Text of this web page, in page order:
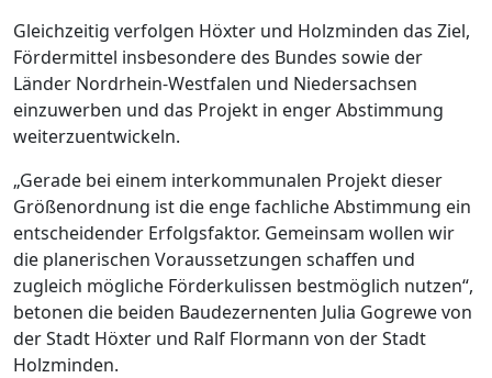
Gleichzeitig verfolgen Höxter und Holzminden das Ziel,
Fördermittel insbesondere des Bundes sowie der
Länder Nordrhein-Westfalen und Niedersachsen
einzuwerben und das Projekt in enger Abstimmung
weiterzuentwickeln.
„Gerade bei einem interkommunalen Projekt dieser
Größenordnung ist die enge fachliche Abstimmung ein
entscheidender Erfolgsfaktor. Gemeinsam wollen wir
die planerischen Voraussetzungen schaffen und
zugleich mögliche Förderkulissen bestmöglich nutzen“,
betonen die beiden Baudezernenten Julia Gogrewe von
der Stadt Höxter und Ralf Flormann von der Stadt
Holzminden.